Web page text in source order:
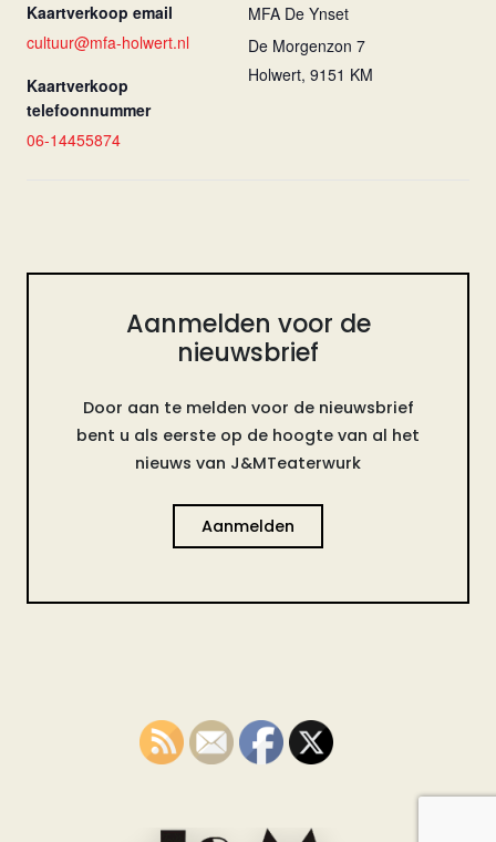
MFA De Ynset
De Morgenzon 7
Holwert, 9151 KM
Kaartverkoop email
cultuur@mfa-holwert.nl
Kaartverkoop
telefoonnummer
06-14455874
Aanmelden voor de
nieuwsbrief
Door aan te melden voor de nieuwsbrief
bent u als eerste op de hoogte van al het
nieuws van J&MTeaterwurk
Aanmelden